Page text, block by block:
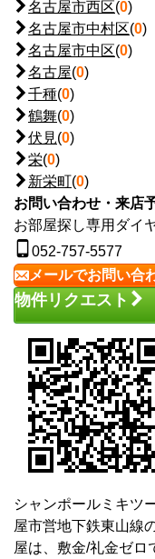
名古屋市西区(0)
名古屋市中村区(0)
名古屋市中区(0)
名古屋(0)
千種(0)
鶴舞(0)
伏見(0)
栄(0)
新栄町(0)
お問い合わせ・来店
お部屋探し専用ダイ
052-757-5577
メールでお問い合
物件リクエスト
シャンポールミキツ
屋市営地下鉄東山線
屋は、敷金/礼金ゼロ